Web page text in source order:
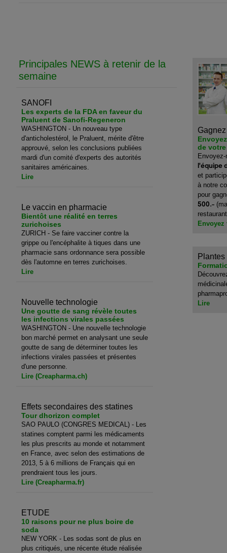
Principales NEWS à retenir de la
semaine
SANOFI
Les experts de la FDA en faveur du
Praluent de Sanofi-Regeneron
WASHINGTON - Un nouveau type
d'anticholestérol, le Praluent, mérite d'être
approuvé, selon les conclusions publiées
mardi d'un comité d'experts des autorités
sanitaires américaines.
Lire
Le vaccin en pharmacie
Bientôt une réalité en terres
zurichoises
ZURICH - Se faire vacciner contre la
grippe ou l'encéphalite à tiques dans une
pharmacie sans ordonnance sera possible
dès l'automne en terres zurichoises.
Lire
Nouvelle technologie
Une goutte de sang révèle toutes
les infections virales passées
WASHINGTON - Une nouvelle technologie
bon marché permet en analysant une seule
goutte de sang de déterminer toutes les
infections virales passées et présentes
d'une personne.
Lire (Creapharma.ch)
Effets secondaires des statines
Tour dhorizon complet
SAO PAULO (CONGRES MEDICAL) - Les
statines comptent parmi les médicaments
les plus prescrits au monde et notamment
en France, avec selon des estimations de
2013, 5 à 6 millions de Français qui en
prendraient tous les jours.
Lire (Creapharma.fr)
ETUDE
10 raisons pour ne plus boire de
soda
NEW YORK - Les sodas sont de plus en
plus critiqués, une récente étude réalisée
de
l'équipe
et
à notre
pour
500.-
Lire